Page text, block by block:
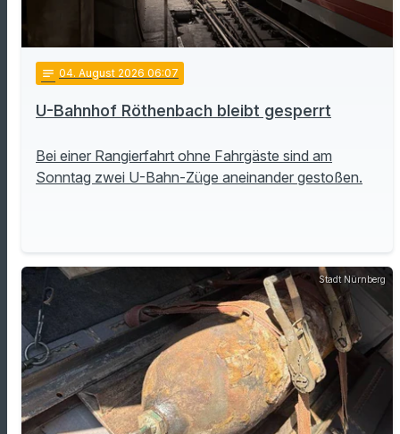
notes 04. August 2026 06:07
U-Bahnhof Röthenbach bleibt gesperrt
Bei einer Rangierfahrt ohne Fahrgäste sind am
Sonntag zwei U-Bahn-Züge aneinander gestoßen.
Stadt Nürnberg